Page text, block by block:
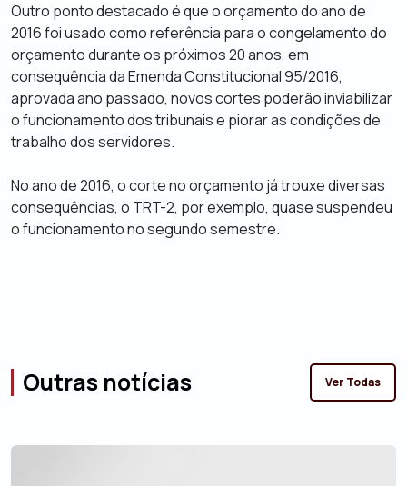
Outro ponto destacado é que o orçamento do ano de
2016 foi usado como referência para o congelamento do
orçamento durante os próximos 20 anos, em
consequência da Emenda Constitucional 95/2016,
aprovada ano passado, novos cortes poderão inviabilizar
o funcionamento dos tribunais e piorar as condições de
trabalho dos servidores.
No ano de 2016, o corte no orçamento já trouxe diversas
consequências, o TRT-2, por exemplo, quase suspendeu
o funcionamento no segundo semestre.
Outras notícias Ver Todas